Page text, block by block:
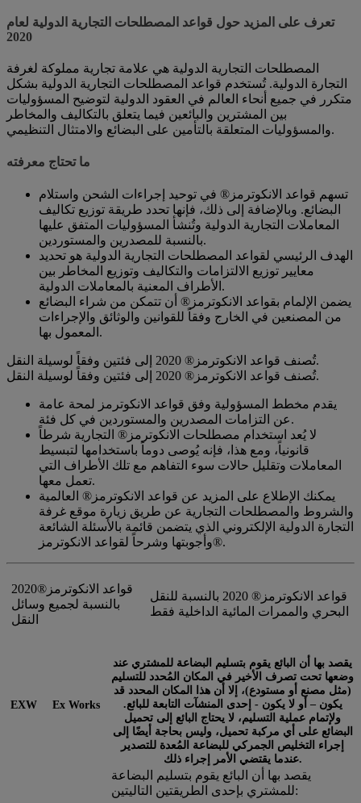
تعرف على المزيد حول قواعد المصطلحات التجارية الدولية لعام
2020
المصطلحات التجارية الدولية هي علامة تجارية مملوكة لغرفة
التجارة الدولية. تُستخدم قواعد المصطلحات التجارية الدولية بشكل
متكرر في جميع أنحاء العالم في العقود الدولية لتوضيح المسؤوليات
بين المشترين والبائعين فيما يتعلق بالتكاليف والمخاطر
والمسؤوليات المتعلقة بالتأمين على البضائع والامتثال التنظيمي.
ما تحتاج معرفته
تسهم قواعد الانكوترمز® في توحيد إجراءات الشحن واستلام
البضائع. وبالإضافة إلى ذلك، فإنها تحدد طريقة توزيع تكاليف
المعاملات التجارية الدولية وتُنشأ المسؤوليات المتفق عليها
بالنسبة للمصدرين والمستوردين.
الهدف الرئيسي لقواعد المصطلحات التجارية الدولية هو تحديد
معايير توزيع الالتزامات والتكاليف وتوزيع المخاطر بين
الأطراف المعنية بالمعاملات الدولية.
يضمن الإلمام بقواعد الانكوترمز® أن تتمكن من شراء البضائع
من المصنعين في الخارج وفقاً للقوانين والوثائق والإجراءات
المعمول بها.
تُصنف قواعد الانكوترمز® 2020 إلى فئتين وفقاً لوسيلة النقل.
تُصنف قواعد الانكوترمز® 2020 إلى فئتين وفقاً لوسيلة النقل.
يقدم مخطط المسؤولية وفق قواعد الانكوترمز لمحة عامة
عن التزامات المصدرين والمستوردين في كل فئة.
لا يُعد استخدام مصطلحات الانكوترمز® التجارية شرطاً
قانونياً، ومع هذا، فإنه يُوصى دوماً باستخدامها لتبسيط
المعاملات وتقليل حالات سوء التفاهم مع تلك الأطراف التي
تعمل معها.
يمكنك الإطلاع على المزيد عن قواعد الانكوترمز® العالمية
والشروط والمصطلحات التجارية عن طريق زيارة موقع غرفة
التجارة الدولية الإلكتروني الذي يتضمن قائمة بالأسئلة الشائعة
وأجوبتها وشرحاً لقواعد الانكوترمز®.
قواعد الانكوترمز®2020
بالنسبة لجميع وسائل
النقل
قواعد الانكوترمز® 2020 بالنسبة للنقل
البحري والممرات المائية الداخلية فقط
EXW Ex Works
يقصد بها أن البائع يقوم بتسليم البضاعة للمشتري عند
وضعها تحت تصرف الأخير في المكان المُحدد للتسليم
(مثل مصنع أو مستودع)، إلا أن هذا المكان المحدد قد
يكون – أو لا يكون - إحدى المنشآت التابعة للبائع.
ولإتمام عملية التسليم، لا يحتاج البائع إلى تحميل
البضائع على أي مركبة تحميل، وليس بحاجة أيضًا إلى
إجراء التخليص الجمركي للبضاعة المُعدة للتصدير
عندما يقتضي الأمر إجراء ذلك.
يقصد بها أن البائع يقوم بتسليم البضاعة
للمشتري بإحدى الطريقتين التاليتين: